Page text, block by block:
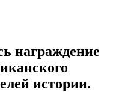
награждение
истории.